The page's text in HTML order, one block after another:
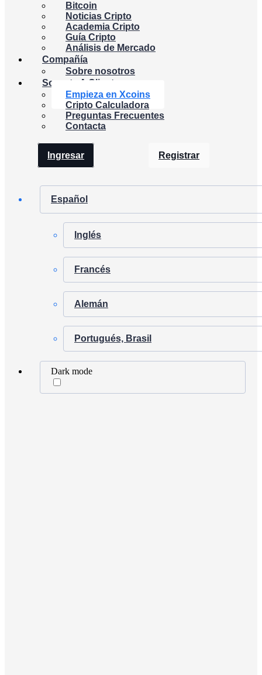
Bitcoin
Noticias Cripto
Academia Cripto
Guía Cripto
Análisis de Mercado
Compañía
Sobre nosotros
Soporte A Cliente
Empieza en Xcoins
Cripto Calculadora
Preguntas Frecuentes
Contacta
Ingresar Registrar
Español
Inglés
Francés
Alemán
Portugués, Brasil
Dark mode